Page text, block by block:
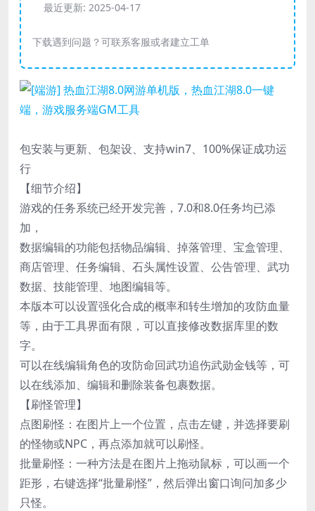
最近更新: 2025-04-17
下载遇到问题？可联系客服或者建立工单
包安装与更新、包架设、支持win7、100%保证成功运
行
【细节介绍】
游戏的任务系统已经开发完善，7.0和8.0任务均已添
加，
数据编辑的功能包括物品编辑、掉落管理、宝盒管理、
商店管理、任务编辑、石头属性设置、公告管理、武功
数据、技能管理、地图编辑等。
本版本可以设置强化合成的概率和转生增加的攻防血量
等，由于工具界面有限，可以直接修改数据库里的数
字。
可以在线编辑角色的攻防命回武功追伤武勋金钱等，可
以在线添加、编辑和删除装备包裹数据。
【刷怪管理】
点图刷怪：在图片上一个位置，点击左键，并选择要刷
的怪物或NPC，再点添加就可以刷怪。
批量刷怪：一种方法是在图片上拖动鼠标，可以画一个
距形，右键选择“批量刷怪”，然后弹出窗口询问加多少
只怪。